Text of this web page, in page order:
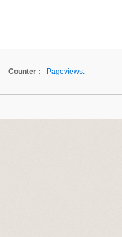
Counter :
Pageviews.